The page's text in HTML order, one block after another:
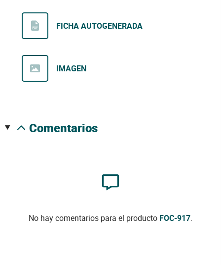
FICHA AUTOGENERADA
IMAGEN
comentarios
No hay comentarios para el producto FOC-917.